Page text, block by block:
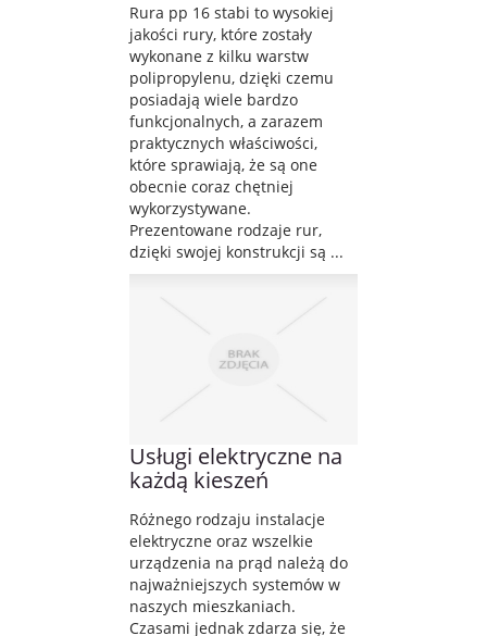
Rura pp 16 stabi to wysokiej
jakości rury, które zostały
wykonane z kilku warstw
polipropylenu, dzięki czemu
posiadają wiele bardzo
funkcjonalnych, a zarazem
praktycznych właściwości,
które sprawiają, że są one
obecnie coraz chętniej
wykorzystywane.
Prezentowane rodzaje rur,
dzięki swojej konstrukcji są ...
Usługi elektryczne na
każdą kieszeń
Różnego rodzaju instalacje
elektryczne oraz wszelkie
urządzenia na prąd należą do
najważniejszych systemów w
naszych mieszkaniach.
Czasami jednak zdarza się, że